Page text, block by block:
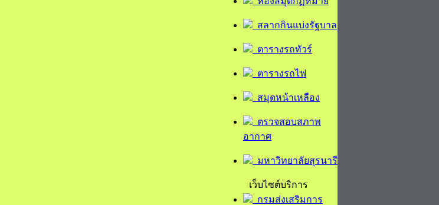
สลากกินแบ่งรัฐบาล
ตารางรถทัวร์
ตารางรถไฟ
สมุดหน้าเหลือง
ตรวจสอบสภาพ
อากาศ
มหาวิทยาลัยสุรนารี
เว็บไซต์บริการ
กรมส่งเสริมการ